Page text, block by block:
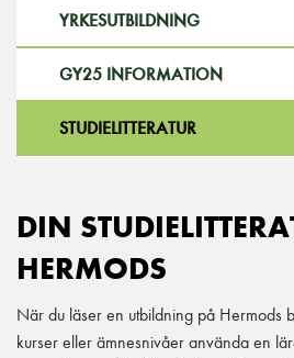
YRKESUTBILDNING
GY25 INFORMATION
STUDIELITTERATUR
DIN
HERMODS
När du läser en utbildning på Hermods
kurser eller ämnesnivåer använda en